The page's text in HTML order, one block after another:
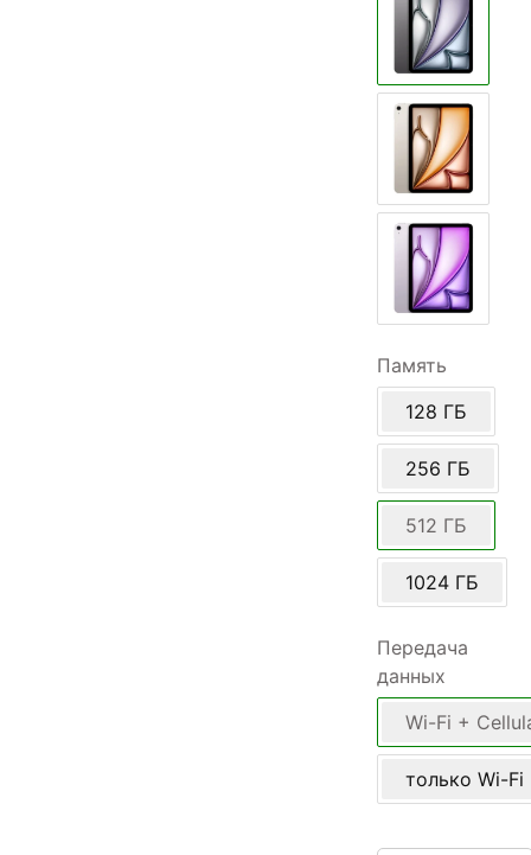
Память
128 ГБ
256 ГБ
512 ГБ
1024 ГБ
Передача
данных
Wi-Fi +
только Wi-Fi